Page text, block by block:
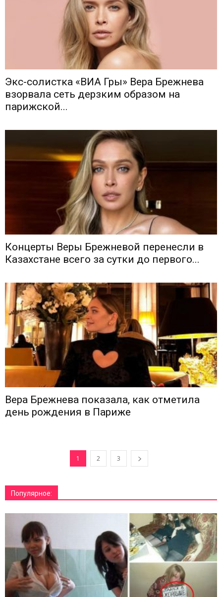
Экс-солистка «ВИА Гры» Вера Брежнева
взорвала сеть дерзким образом на
парижской...
Концерты Веры Брежневой перенесли в
Казахстане всего за сутки до первого...
Вера Брежнева показала, как отметила
день рождения в Париже
1 2 3
Популярное: